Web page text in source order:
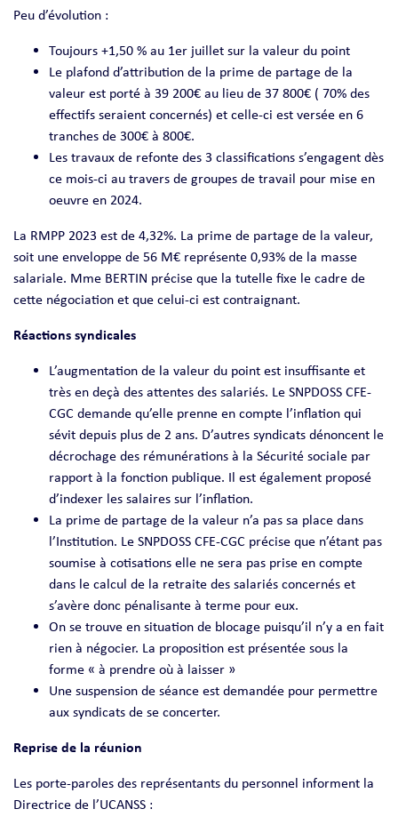
Peu d’évolution :
Toujours +1,50 % au 1er juillet sur la valeur du point
Le plafond d’attribution de la prime de partage de la
valeur est porté à 39 200€ au lieu de 37 800€ ( 70% des
effectifs seraient concernés) et celle-ci est versée en 6
tranches de 300€ à 800€.
Les travaux de refonte des 3 classifications s’engagent dès
ce mois-ci au travers de groupes de travail pour mise en
oeuvre en 2024.
La RMPP 2023 est de 4,32%. La prime de partage de la valeur,
soit une enveloppe de 56 M€ représente 0,93% de la masse
salariale. Mme BERTIN précise que la tutelle fixe le cadre de
cette négociation et que celui-ci est contraignant.
Réactions syndicales
L’augmentation de la valeur du point est insuffisante et
très en deçà des attentes des salariés. Le SNPDOSS CFE-
CGC demande qu’elle prenne en compte l’inflation qui
sévit depuis plus de 2 ans. D’autres syndicats dénoncent le
décrochage des rémunérations à la Sécurité sociale par
rapport à la fonction publique. Il est également proposé
d’indexer les salaires sur l’inflation.
La prime de partage de la valeur n’a pas sa place dans
l’Institution. Le SNPDOSS CFE-CGC précise que n’étant pas
soumise à cotisations elle ne sera pas prise en compte
dans le calcul de la retraite des salariés concernés et
s’avère donc pénalisante à terme pour eux.
On se trouve en situation de blocage puisqu’il n’y a en fait
rien à négocier. La proposition est présentée sous la
forme « à prendre où à laisser »
Une suspension de séance est demandée pour permettre
aux syndicats de se concerter.
Reprise de la réunion
Les porte-paroles des représentants du personnel informent la
Directrice de l’UCANSS :